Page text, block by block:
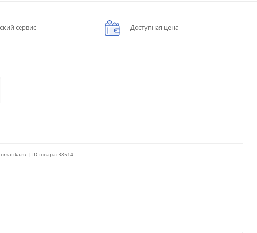
сервис Доступная цена
| ID товара: 38514